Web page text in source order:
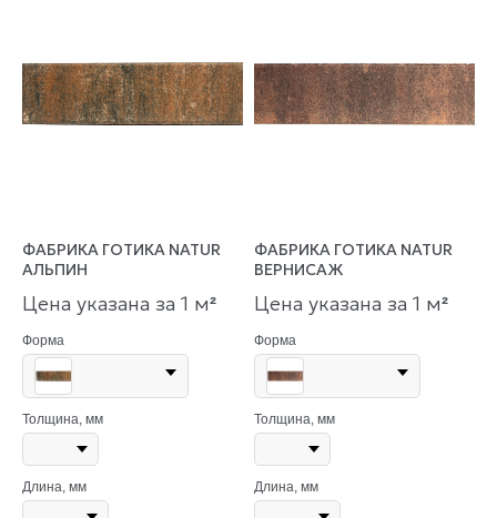
ФАБРИКА ГОТИКА NATUR
АЛЬПИН
Цена указана за 1 м²
Форма
Толщина, мм
Длина, мм
ФАБРИКА ГОТИКА NATUR
ВЕРНИСАЖ
Цена указана за 1 м²
Форма
Толщина, мм
Длина, мм